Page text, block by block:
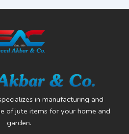
in manufacturing and
of jute items for your home and
garden.